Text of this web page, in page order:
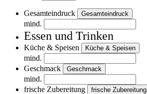
Gesamteindruck Gesamteindruck
mind.
Essen und Trinken
Küche & Speisen Küche & Speisen
mind.
Geschmack
Geschmack
mind.
frische Zubereitung
frische Zubereitung